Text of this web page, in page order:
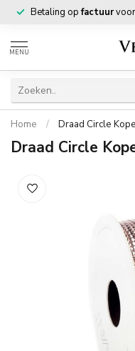
Betaling opfactuurvoor
MENU
Home / Draad Circle
Draad Circle